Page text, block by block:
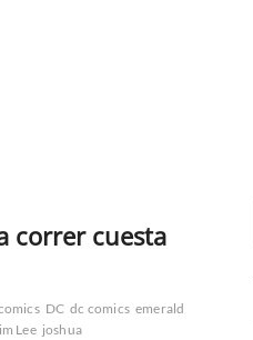
correr cuesta
DC dc comics emerald
Lee joshua